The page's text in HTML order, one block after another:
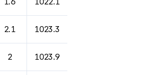
2.1 1023.3
2 1023.9